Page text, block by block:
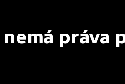
nemá práva